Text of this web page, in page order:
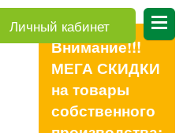
Личный кабинет
Внимание!!!
МЕГА СКИДКИ
на товары
собственного